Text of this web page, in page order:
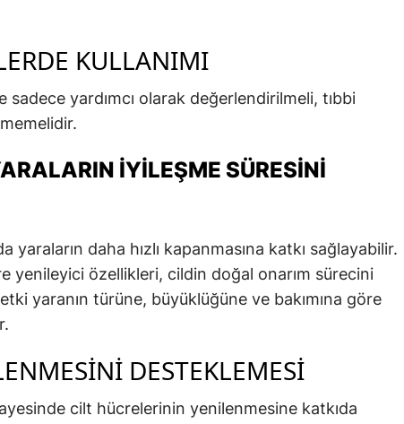
KULLANIMI
sadece yardımcı olarak değerlendirilmeli, tıbbi
İYILEŞME SÜRESINI
yaraların daha hızlı kapanmasına katkı sağlayabilir.
yenileyici özellikleri, cildin doğal onarım sürecini
yaranın türüne, büyüklüğüne ve bakımına göre
DESTEKLEMESI
cilt hücrelerinin yenilenmesine katkıda